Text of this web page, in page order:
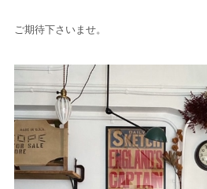
ご期待下さいませ。